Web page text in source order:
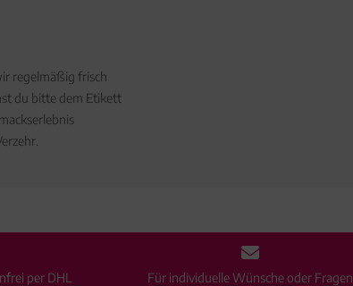
regelmäßig frisch
du bitte dem Etikett
per DHL
Für individuelle Wünsche oder Fragen